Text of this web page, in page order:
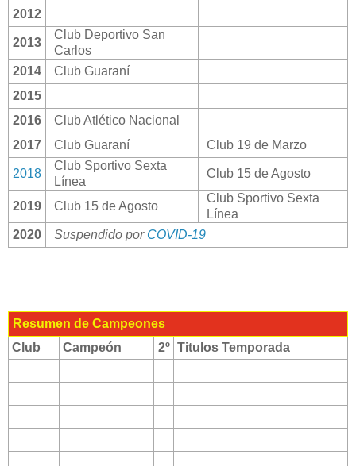
2012
2013
Club Deportivo San
Carlos
2014
Club Guaraní
2015
2016
Club Atlético Nacional
2017
Club Guaraní Club 19 de Marzo
2018
Club Sportivo Sexta
Línea
Club 15 de Agosto
2019 Club 15 de Agosto
Club Sportivo Sexta
Línea
2020
Suspendido por COVID-19
Resumen de Campeones
Club
Campeón 2º Titulos Temporada